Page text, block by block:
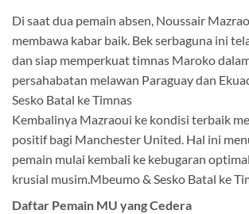
Di saat dua pemain absen, Noussair
membawa kabar baik. Bek serbaguna ini
dan siap memperkuat timnas Maroko
persahabatan melawan Paraguay dan
Sesko Batal ke Timnas
Kembalinya Mazraoui ke kondisi terbaik
positif bagi Manchester United. Hal ini
pemain mulai kembali ke kebugaran
krusial musim.Mbeumo & Sesko Batal ke
Daftar Pemain MU yang Cedera